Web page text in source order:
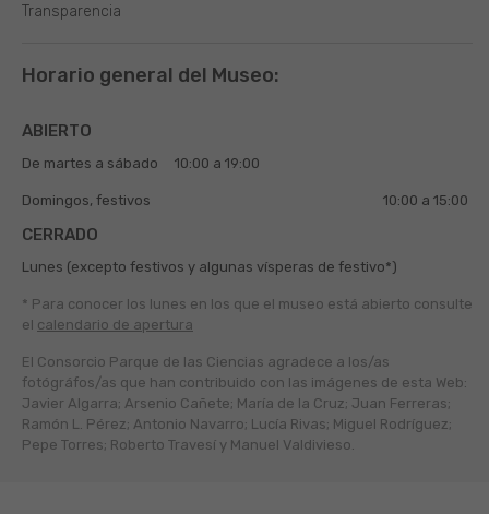
Transparencia
Horario general del Museo:
ABIERTO
De martes a sábado 10:00 a 19:00
Domingos, festivos 10:00 a 15:00
CERRADO
Lunes (excepto festivos y algunas vísperas de festivo*)
* Para conocer los lunes en los que el museo está abierto consulte
el calendario de apertura
El Consorcio Parque de las Ciencias agradece a los/as
fotógráfos/as que han contribuido con las imágenes de esta Web:
Javier Algarra; Arsenio Cañete; María de la Cruz; Juan Ferreras;
Ramón L. Pérez; Antonio Navarro; Lucía Rivas; Miguel Rodríguez;
Pepe Torres; Roberto Travesí y Manuel Valdivieso.